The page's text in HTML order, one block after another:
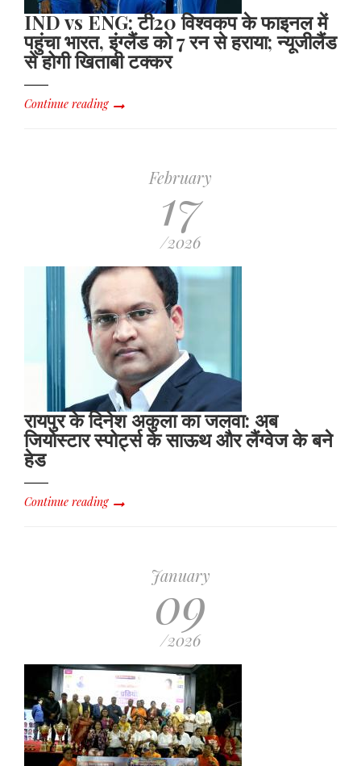
IND vs ENG: टी20 विश्वकप के फाइनल में
पहुंचा भारत, इंग्लैंड को 7 रन से हराया; न्यूजीलैंड
से होगी खिताबी टक्कर
Continue reading
February
17
/2026
रायपुर के दिनेश अकुला का जलवा: अब
जियोस्टार स्पोर्ट्स के साऊथ और लैंग्वेज के बने
हेड
Continue reading
January
09
/2026